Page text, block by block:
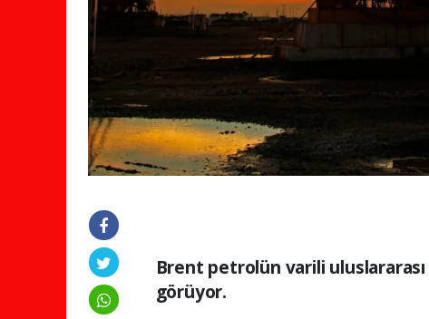
Brent petrolün varili
görüyor.